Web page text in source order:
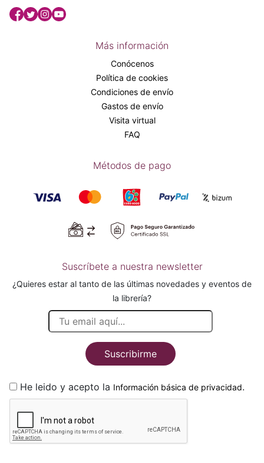
Más información
Conócenos
Política de cookies
Condiciones de envío
Gastos de envío
Visita virtual
FAQ
Métodos de pago
Suscríbete a nuestra newsletter
¿Quieres estar al tanto de las últimas novedades y eventos de
la librería?
Suscribirme
He leido y acepto la Información básica de privacidad.